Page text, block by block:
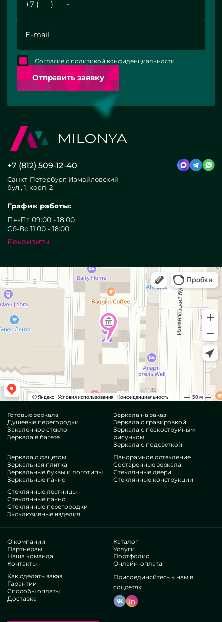
Отправить заявку
Согласие с политикой конфиденциальности
+7 (812) 509-12-40
Санкт-Петербург, Измайловский
бул., 1, корп. 2
График работы:
Пн-Пт 09:00 - 18:00
Сб-Вс 11:00 - 18:00
Реквизиты
Готовые зеркала
Душевые перегородки
Закаленное стекло
Зеркала в багете
Зеркала на заказ
Зеркала с гравировкой
Зеркала с пескоструйным
рисунком
Зеркала с подсветкой
Зеркала с фацетом
Зеркальная плитка
Зеркальные буквы и логотипы
Зеркальные панно
Панорамное остекление
Состаренные зеркала
Стеклянные двери
Стеклянные конструкции
Стеклянные лестницы
Стеклянные панно
Стеклянные перегородки
Эксклюзивные изделия
О компании
Партнерам
Наша команда
Контакты
Каталог
Услуги
Портфолио
Онлайн-оплата
Как сделать заказ
Гарантии
Способы оплаты
Доставка
Присоединяйтесь к нам в
соцсетях:
In